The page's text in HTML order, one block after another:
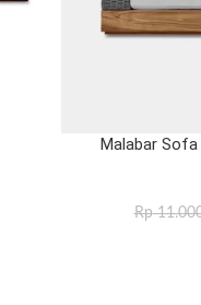
Malabar
Rp